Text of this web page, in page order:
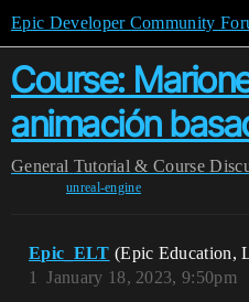
Epic Developer Community
Course:
animación
General Tutorial & Course
unreal-engine
Epic_ELT (Epic Education,
January 18, 2023, 9:50pm
1